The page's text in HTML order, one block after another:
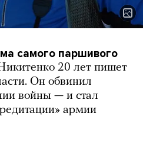
самого паршивого
20 лет пишет
Он обвинил
войны — и стал
армии